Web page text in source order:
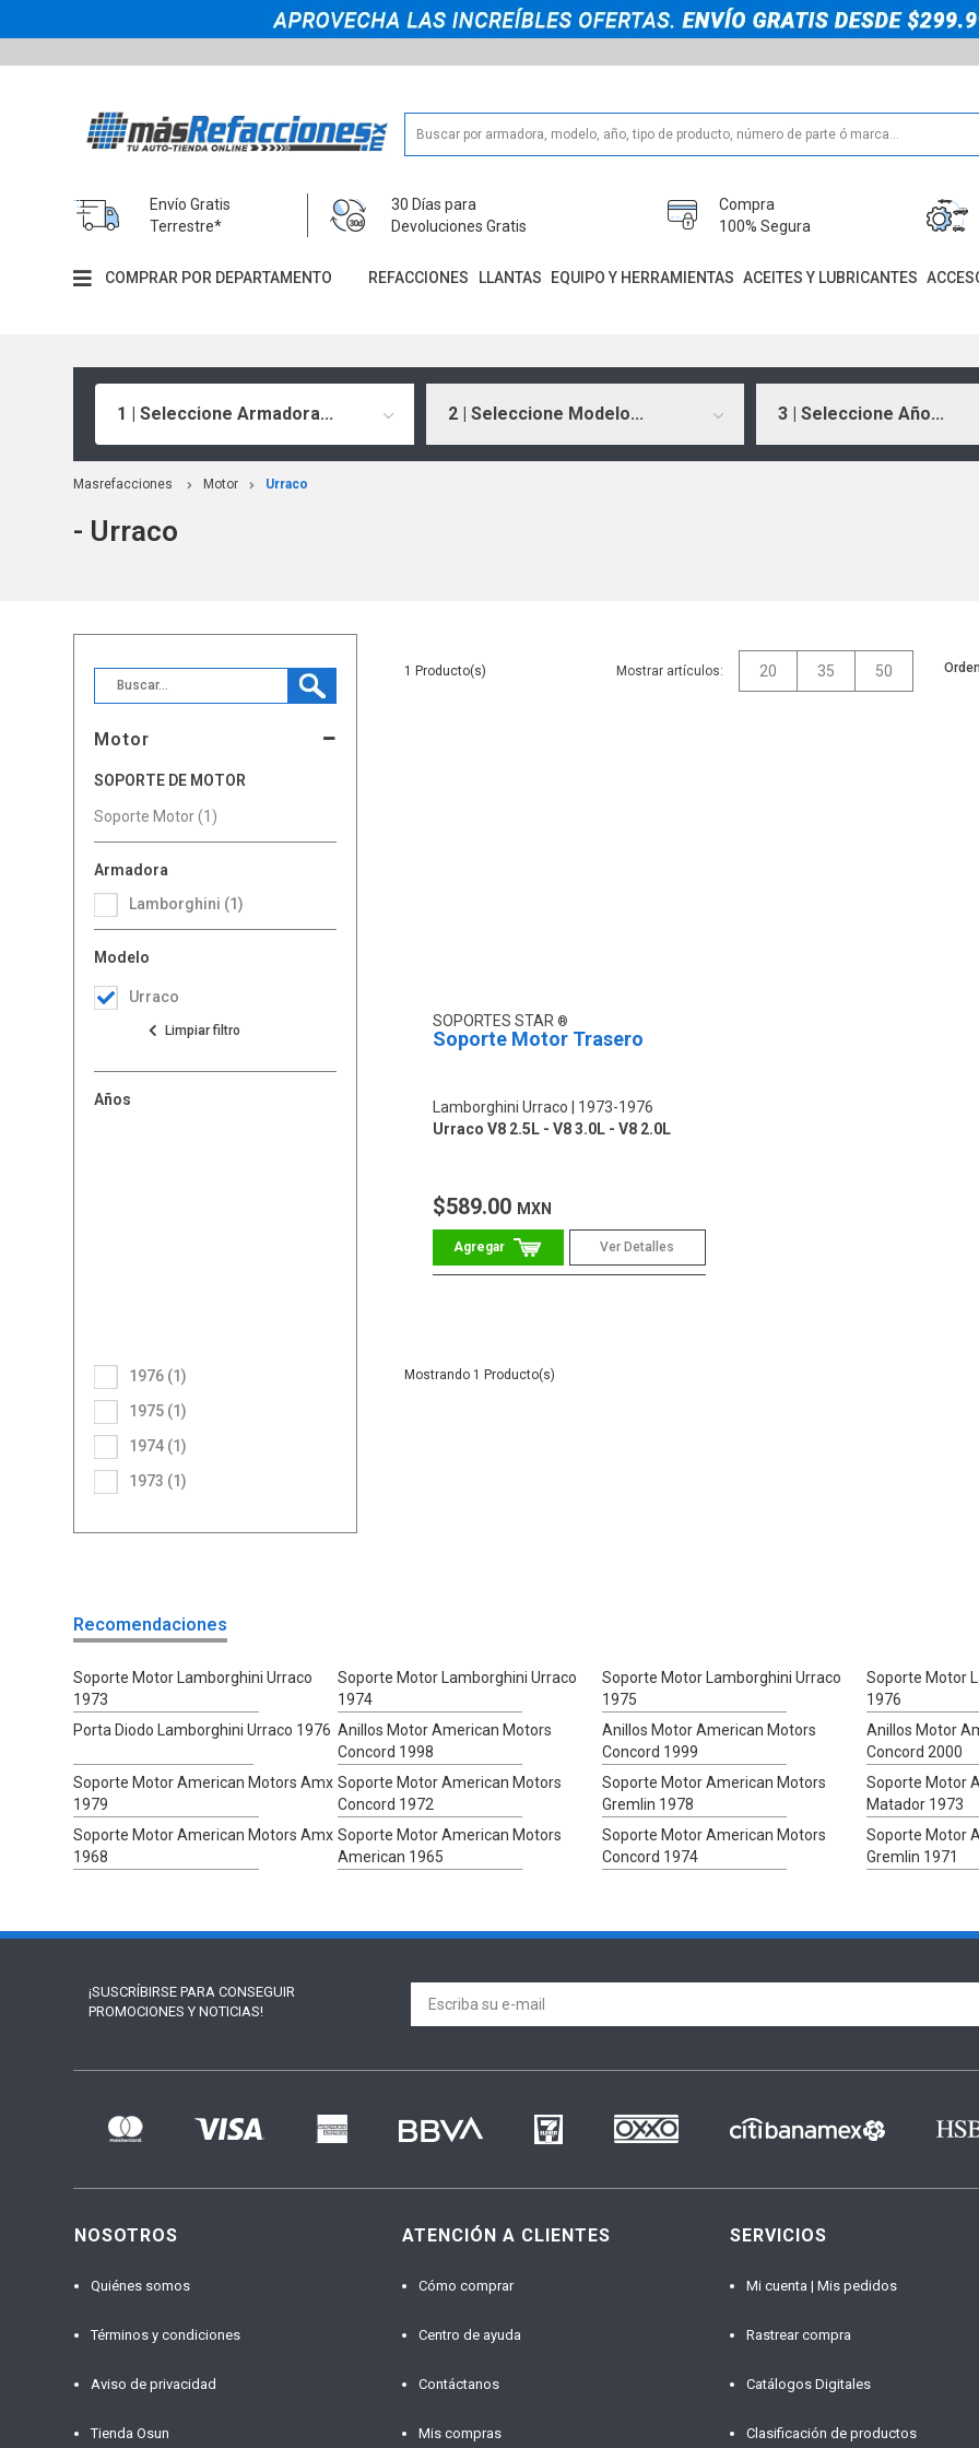
Envío Gratis
Terrestre*
30 Días para
Devoluciones Gratis
Compra
100% Segura
COMPRAR POR DEPARTAMENTO REFACCIONES LLANTAS EQUIPO Y HERRAMIENTAS ACEITES Y LUBRICANTES
1 | Seleccione Armadora... 2 | Seleccione Modelo... 3 | Seleccione Año...
Masrefacciones Motor Urraco
- Urraco
Motor
SOPORTE DE MOTOR
Soporte Motor (1)
Armadora
Lamborghini (1)
Modelo
Urraco
Años
1973 (1)
1974 (1)
1975 (1)
1976 (1)
1 Mostrar artículos: 20 35 50
SOPORTES STAR
Soporte Motor Trasero
Lamborghini Urraco
1973-1976
Urraco V8 2.5L - V8 3.0L - V8 2.0L
$589.00 MXN
Ver Detalles
1
Recomendaciones
Soporte Motor Lamborghini Urraco
1973
Soporte Motor Lamborghini Urraco
1974
Soporte Motor Lamborghini Urraco
1975
Soporte Motor
1976
Porta Diodo Lamborghini Urraco 1976 Anillos Motor American Motors
Concord 1998
Anillos Motor American Motors
Concord 1999
Anillos Motor
Concord 2000
Soporte Motor American Motors Amx
1979
Soporte Motor American Motors
Concord 1972
Soporte Motor American Motors
Gremlin 1978
Soporte Motor
Matador 1973
Soporte Motor American Motors Amx
1968
Soporte Motor American Motors
American 1965
Soporte Motor American Motors
Concord 1974
Soporte Motor
Gremlin 1971
¡SUSCRÍBIRSE PARA CONSEGUIR
PROMOCIONES Y NOTICIAS!
NOSOTROS
Quiénes somos
Términos y condiciones
Aviso de privacidad
Tienda Osun
ATENCIÓN A CLIENTES
Cómo comprar
Centro de ayuda
Contáctanos
Mis compras
SERVICIOS
Mi cuenta | Mis pedidos
Rastrear compra
Catálogos Digitales
Clasificación de productos